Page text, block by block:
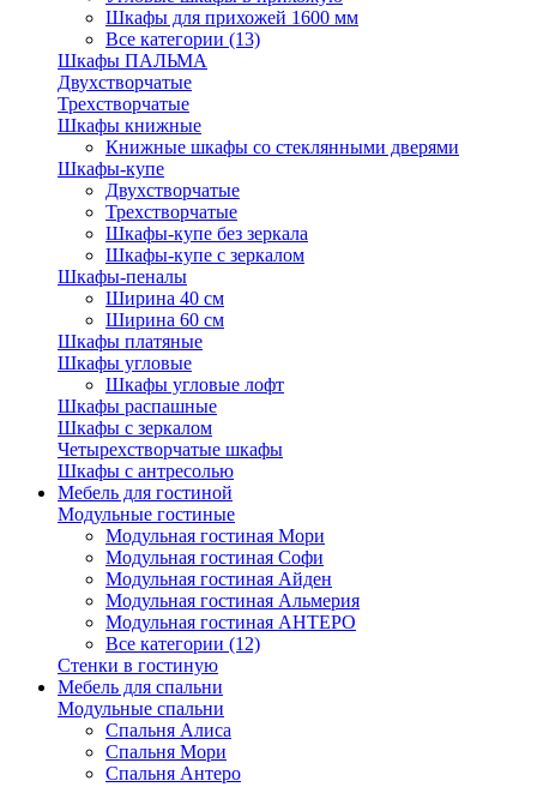
Шкафы для прихожей 1600 мм
Все категории (13)
Шкафы ПАЛЬМА
Двухстворчатые
Трехстворчатые
Шкафы книжные
Книжные шкафы со стеклянными дверями
Шкафы-купе
Двухстворчатые
Трехстворчатые
Шкафы-купе без зеркала
Шкафы-купе с зеркалом
Шкафы-пеналы
Ширина 40 см
Ширина 60 см
Шкафы платяные
Шкафы угловые
Шкафы угловые лофт
Шкафы распашные
Шкафы с зеркалом
Четырехстворчатые шкафы
Шкафы с антресолью
Мебель для гостиной
Модульные гостиные
Модульная гостиная Мори
Модульная гостиная Софи
Модульная гостиная Айден
Модульная гостиная Альмерия
Модульная гостиная АНТЕРО
Все категории (12)
Стенки в гостиную
Мебель для спальни
Модульные спальни
Спальня Алиса
Спальня Мори
Спальня Антеро